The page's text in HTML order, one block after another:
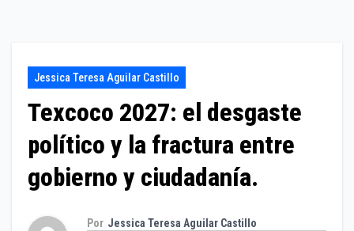
Jessica Teresa Aguilar Castillo
Texcoco 2027: el desgaste
político y la fractura entre
gobierno y ciudadanía.
Por Jessica Teresa Aguilar Castillo